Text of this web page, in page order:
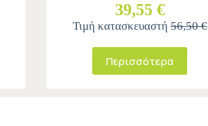
39,55 €
Τιμή κατασκευαστή56,50 €
Περισσότερα